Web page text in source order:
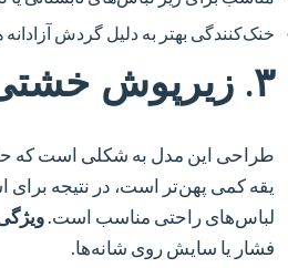
خنک‌کنندگی بهتر به دلیل گردش آزادانه
۳. زیرپوش خشتی یا تنک‌تاپ
طراحی این مدل به شکلی است که
یقه کمی پهن‌تر است، در نتیجه برای
لباس‌های راحتی مناسب است.
فشار یا سایش روی شانه‌ها.